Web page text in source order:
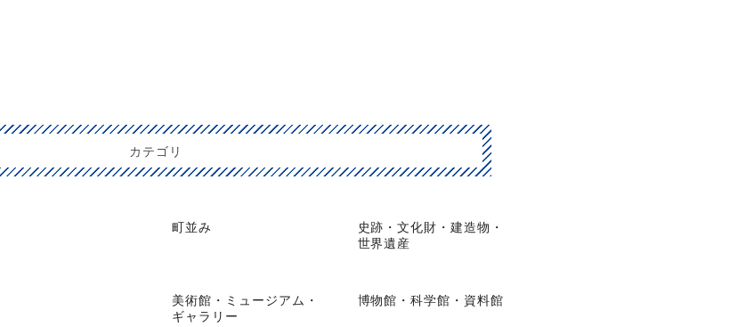
カテゴリ
町並み
史跡・文化財・建造物・
世界遺産
美術館・ミュージアム・
ギャラリー
博物館・科学館・資料館